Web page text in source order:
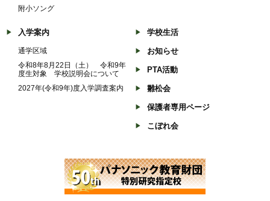
附小ソング
入学案内
通学区域
令和8年8月22日（土） 令和9年
度生対象 学校説明会について
2027年(令和9年)度入学調査案内
学校生活
お知らせ
PTA活動
雛松会
保護者専用ページ
こぼれ会